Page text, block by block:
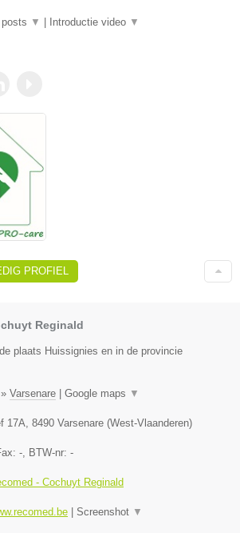
▼ | Introductie video ▼
PROFIEL
Reginald
plaats Huissignies en in de provincie
» Varsenare | Google maps ▼
17A 8490 Varsenare (West-Vlaanderen)
- , BTW-nr: -
- Cochuyt Reginald
| Screenshot ▼